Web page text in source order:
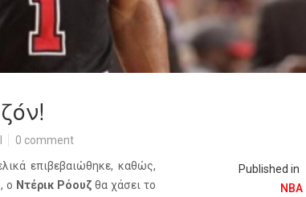
0 comment
Published in
NBA
επιβεβαιώθηκε, καθώς,
, ο Ντέρικ Ρόουζθα χάσει το